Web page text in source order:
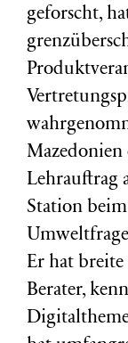
geforscht,
Mazedonien
Lehrauftrag
Station
Er hat
Berater,